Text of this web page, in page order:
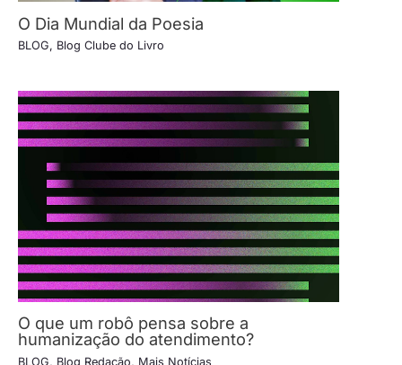
O Dia Mundial da Poesia
BLOG, Blog Clube do Livro
O que um robô pensa sobre a
humanização do atendimento?
BLOG, Blog Redação, Mais Notícias